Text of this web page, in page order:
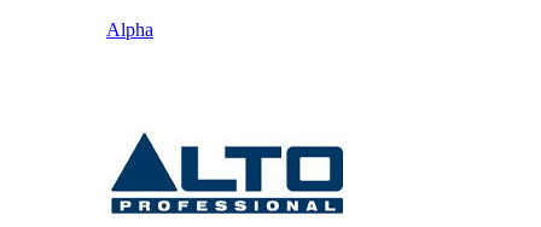
Alpha